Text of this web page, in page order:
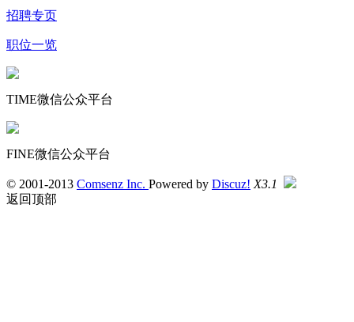
招聘专页
职位一览
TIME微信公众平台
FINE微信公众平台
© 2001-2013 Comsenz Inc. Powered by Discuz! X3.1
返回顶部